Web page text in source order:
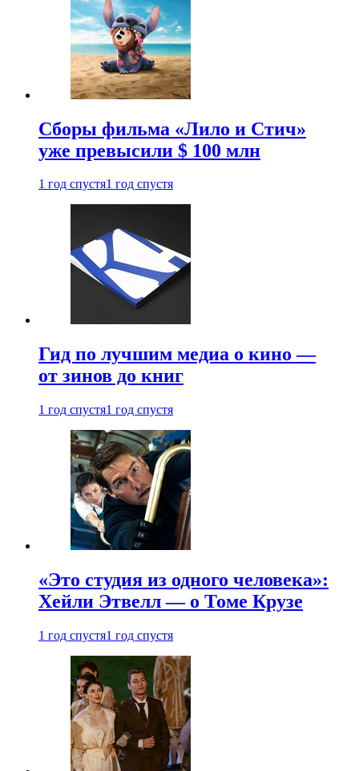
Сборы фильма «Лило и Стич»
уже превысили $ 100 млн
1 год спустя1 год спустя
Гид по лучшим медиа о кино —
от зинов до книг
1 год спустя1 год спустя
«Это студия из одного человека»:
Хейли Этвелл — о Томе Крузе
1 год спустя1 год спустя